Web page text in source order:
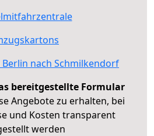
nach Schmilkendorf
bereitgestellte Formular
Angebote zu erhalten, bei
und Kosten transparent
werden